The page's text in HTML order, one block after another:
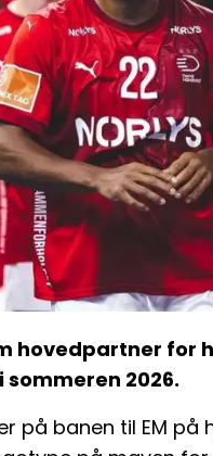
hovedpartner for
2026.
på banen til EM på